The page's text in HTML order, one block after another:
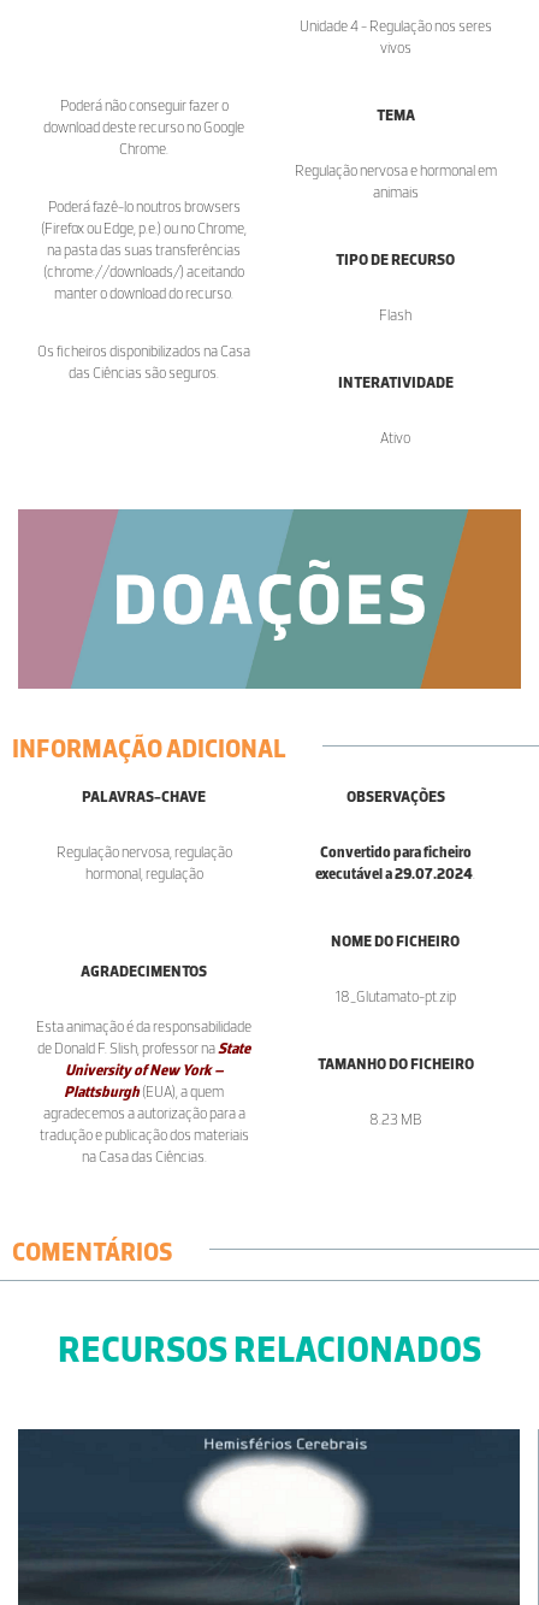
Poderá não conseguir fazer o
download deste recurso no Google
Chrome.
Poderá fazê-lo noutros browsers
(Firefox ou Edge, p.e.) ou no Chrome,
na pasta das suas transferências
(chrome://downloads/) aceitando
manter o download do recurso.
Os ficheiros disponibilizados na Casa
das Ciências são seguros.
Unidade 4 - Regulação nos seres
vivos
TEMA
Regulação nervosa e hormonal em
animais
TIPO DE RECURSO
Flash
INTERATIVIDADE
Ativo
INFORMAÇÃO ADICIONAL
PALAVRAS-CHAVE
Regulação nervosa, regulação
hormonal, regulação
OBSERVAÇÕES
Convertido para ficheiro
executável a 29.07.2024.
AGRADECIMENTOS
Esta animação é da responsabilidade
de Donald F. Slish, professor naState
University of New York –
Plattsburgh(EUA), a quem
agradecemos a autorização para a
tradução e publicação dos materiais
na Casa das Ciências.
NOME DO FICHEIRO
18_Glutamato-pt.zip
TAMANHO DO FICHEIRO
8.23 MB
COMENTÁRIOS
RECURSOS RELACIONADOS